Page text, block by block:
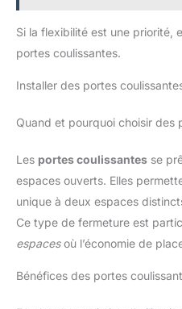
Si la flexibilité est une priorité,
portes coulissantes.
Installer des portes
Quand et pourquoi choisir des
Les portes coulissantes se
espaces ouverts. Elles
unique à deux espaces
Ce type de fermeture est
espacesoù l’économie de
Bénéfices des portes